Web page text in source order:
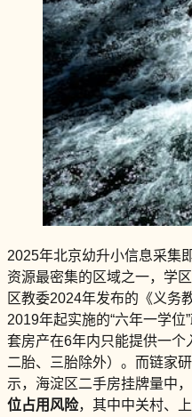
2025年北京幼升小信息采集
资源最密集的区域之一，学
区教委2024年发布的《义务
2019年起实施的“六年一学
套房产在6年内只能提供一个
二胎、三胎除外）。而链家
示，海淀区二手房挂牌量中
位占用风险，其中中关村、